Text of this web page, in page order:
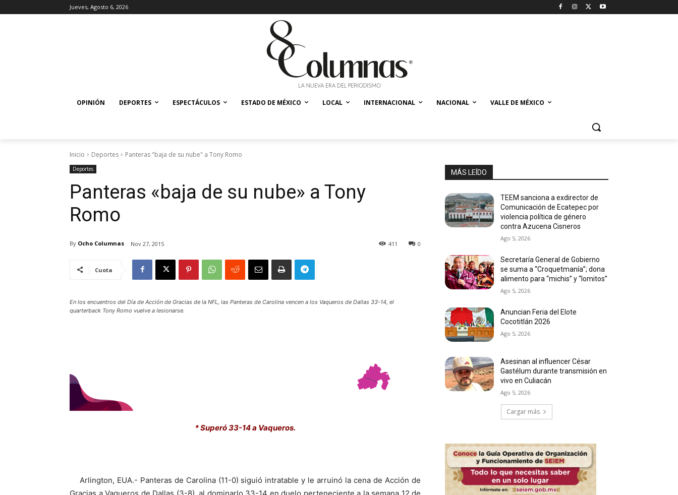
Jueves, Agosto 6, 2026
OPINIÓN DEPORTES ESPECTÁCULOS ESTADO DE MÉXICO LOCAL INTERNACIONAL NACIONAL VALLE DE MÉXICO
Inicio Deportes Panteras "baja de su nube" a Tony Romo
Deportes
Panteras «baja de su nube» a Tony
Romo
By Ocho Columnas Nov 27, 2015 0
411
Cuota
En los encuentros del Día de Acción de Gracias de la NFL, las Panteras de Carolina vencen a los Vaqueros de Dallas 33-14, el
quarterback Tony Romo vuelve a lesionarse.
* Superó 33-14 a Vaqueros.
Arlington, EUA.- Panteras de Carolina (11-0) siguió intratable y le arruinó la cena de Acción de
MÁS LEÍDO
TEEM sanciona a exdirector de
Comunicación de Ecatepec por
violencia política de género
contra Azucena Cisneros
Ago 5, 2026
Secretaría General de Gobierno
se suma a “Croquetmanía”; dona
alimento para “michis” y “lomitos”
Ago 5, 2026
Anuncian Feria del Elote
Cocotitlán 2026
Ago 5, 2026
Asesinan al influencer César
Gastélum durante transmisión en
vivo en Culiacán
Ago 5, 2026
Cargar más